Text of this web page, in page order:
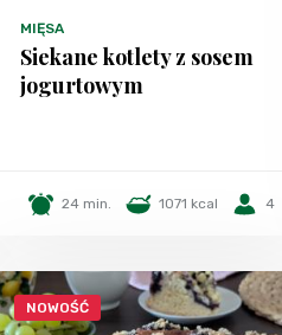
MIĘSA
Siekane kotlety z sosem
jogurtowym
24 min. 1071 kcal 4
NOWOŚĆ